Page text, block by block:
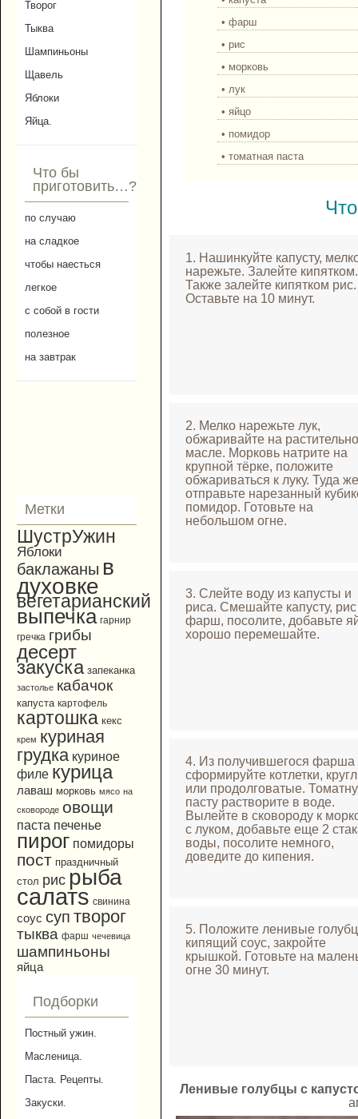
Творог
Тыква
Шампиньоны
Щавель
Яблоки
Яйца.
Что бы
приготовить…?
по случаю
на сладкое
чтобы наесться
легкое
с собой в гости
полезное
на завтрак
Метки
ШустрУжин
Яблоки
баклажаны в
духовке
вегетарианский
выпечка гарнир
гречка грибы
десерт
закуска запеканка
застолье кабачок
капуста картофель
картошка кекс
крем куриная
грудка куриное
филе курица
лаваш морковь мясо на
сковороде овощи
паста печенье
пирог помидоры
пост праздничный
стол рис рыба
салатs свинина
соус суп творог
тыква фарш чечевица
шампиньоны
яйца
Подборки
Постный ужин.
Масленица.
Паста. Рецепты.
Закуски.
• фарш
• рис
• морковь
• лук
• яйцо
• помидор
• томатная паста
1. Нашинкуйте капусту,
нарежьте. Залейте кипятком.
Также залейте кипятком рис.
Оставьте на 10 минут.
2. Мелко нарежьте лук,
обжаривайте на
масле. Морковь натрите на
крупной тёрке, положите
обжариваться к луку. Туда же
отправьте нарезанный
помидор. Готовьте на
небольшом огне.
3. Слейте воду из капусты и
риса. Смешайте капусту,
фарш, посолите, добавьте
хорошо перемешайте.
4. Из получившегося фарша
сформируйте котлетки,
или продолговатые.
пасту растворите в воде.
Вылейте в сковороду к
с луком, добавьте еще 2
воды, посолите немного,
доведите до кипения.
5. Положите ленивые
кипящий соус, закройте
крышкой. Готовьте на
огне 30 минут.
Ленивые голубцы с